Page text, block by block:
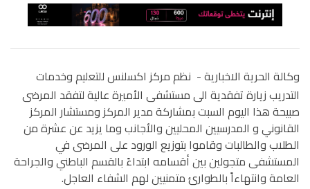
وكالة الحرية الاخبارية - نظم مركز اكسلنس للتعليم وخدمات
التدريب زيارة تفقدية الى مستشفى الأميرة عالية لتفقد المرضى
صبيحة هذا اليوم السبت بمشاركة مدير المركز ومستشار المركز
القانوني و المدرسيين المحليين والأجانب وما يزيد عن عشرة من
الطلاب والطالبات وقاموا بتوزيع الورود على المرضى في
المستشفى متجولين بين أقسامه ابتداءً بالقسم الباطني والجراحة
العامة وانتهاءاً بالطوارئ متمنيين لهم الشفاء العاجل.